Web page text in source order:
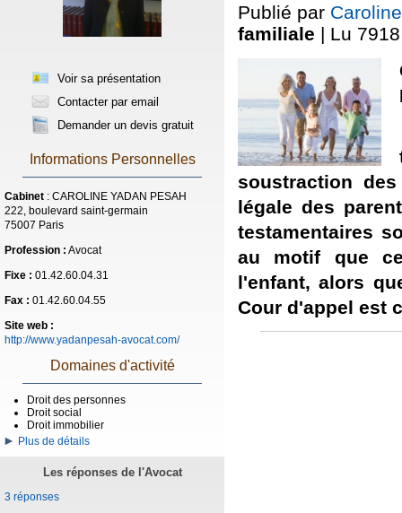
Voir sa présentation
Contacter par email
Demander un devis gratuit
Informations Personnelles
Cabinet : CAROLINE YADAN PESAH
222, boulevard saint-germain
75007 Paris
Profession : Avocat
Fixe : 01.42.60.04.31
Fax : 01.42.60.04.55
Site web :
http://www.yadanpesah-avocat.com/
Domaines d'activité
Droit des personnes
Droit social
Droit immobilier
Plus de détails
Les réponses de l'Avocat
3 réponses
Publié par
familiale | Lu
soustraction
légale des
testamentaires
au motif que
l'enfant, alors
Cour d'appel est